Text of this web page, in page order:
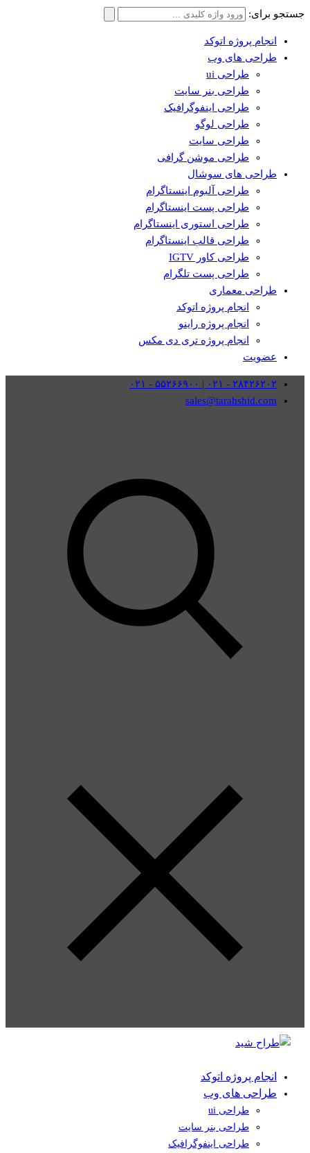
جستجو برای:
انجام پروژه اتوکد
طراحی های وب
طراحی ui
طراحی بنر سایت
طراحی اینفوگرافیک
طراحی لوگو
طراحی سایت
طراحی موشن گرافی
طراحی های سوشال
طراحی آلبوم اینستاگرام
طراحی پست اینستاگرام
طراحی استوری اینستاگرام
طراحی قالب اینستاگرام
طراحی کاور IGTV
طراحی پست تلگرام
طراحی معماری
انجام پروژه اتوکد
انجام پروژه راینو
انجام پروژه تری دی مکس
عضویت
۲۸۴۲۶۲۰۲ - ۰۲۱ | ۵۵۲۶۶۹۰۰ - ۰۲۱
sales@tarahshid.com
انجام پروژه اتوکد
طراحی های وب
طراحی ui
طراحی بنر سایت
طراحی اینفوگرافیک